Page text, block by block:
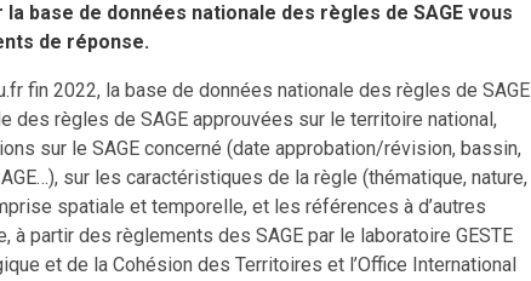
la base de données nationale des règles de SAGE vous
de réponse.
fin 2022, la base de données nationale des règles de SAGE
des règles de SAGE approuvées sur le territoire national,
sur le SAGE concerné (date approbation/révision, bassin,
sur les caractéristiques de la règle (thématique, nature,
spatiale et temporelle, et les références à d’autres
à partir des règlements des SAGE par le laboratoire GESTE
et de la Cohésion des Territoires et l’Office International